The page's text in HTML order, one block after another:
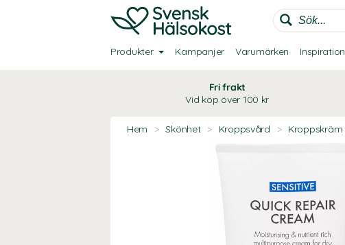
Produkter Kampanjer Varumärken Inspiration
Fri frakt
Vid köp över 100 kr
Hem > Skönhet > Kroppsvård > Kroppskräm